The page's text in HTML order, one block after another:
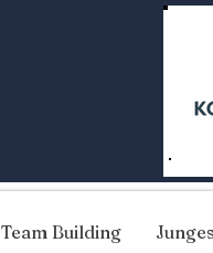
Team Building